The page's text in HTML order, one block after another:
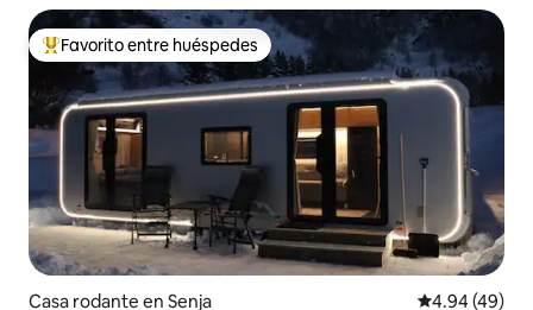
Favorito entre huéspedes preferido
Favorito entre huéspedes
Casa rodante en Senja Calificación
4.94 (49)